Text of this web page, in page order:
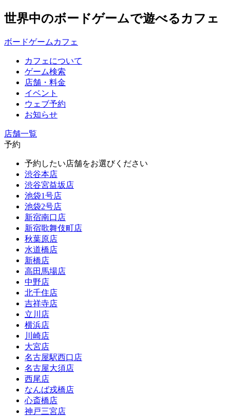
世界中のボードゲームで遊べるカフェ
ボードゲームカフェ
カフェについて
ゲーム検索
店舗・料金
イベント
ウェブ予約
お知らせ
店舗一覧
予約
予約したい店舗をお選びください
渋谷本店
渋谷宮益坂店
池袋1号店
池袋2号店
新宿南口店
新宿歌舞伎町店
秋葉原店
水道橋店
新橋店
高田馬場店
中野店
北千住店
吉祥寺店
立川店
横浜店
川崎店
大宮店
名古屋駅西口店
名古屋大須店
西尾店
なんば戎橋店
心斎橋店
神戸三宮店